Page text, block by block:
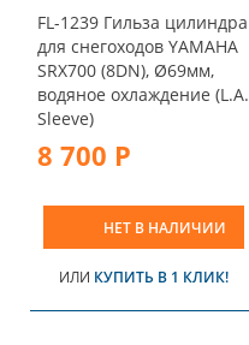
FL-1239 Гильза цилиндра
для снегоходов YAMAHA
SRX700 (8DN), Ø69мм,
водяное охлаждение (L.A.
Sleeve)
8 700 Р
НЕТ В НАЛИЧИИ
ИЛИ КУПИТЬ В 1 КЛИК!